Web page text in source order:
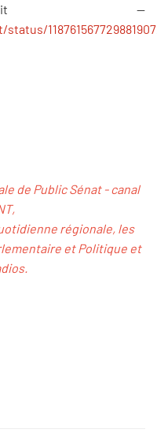
--
de Public Sénat - canal
régionale, les
et Politique et